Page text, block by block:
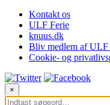
Kontakt os
ULF Ferie
knuus.dk
Bliv medlem af ULF
Cookie- og
×